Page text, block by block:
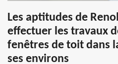
Les aptitudes de
effectuer les travaux
fenêtres de toit dans
ses environs